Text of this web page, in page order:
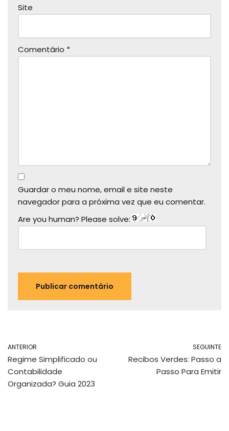
Site
Comentário *
Guardar o meu nome, email e site neste
navegador para a próxima vez que eu comentar.
Are you human? Please solve:
ANTERIOR
Regime Simplificado ou
Contabilidade
Organizada? Guia 2023
SEGUINTE
Recibos Verdes: Passo a
Passo Para Emitir